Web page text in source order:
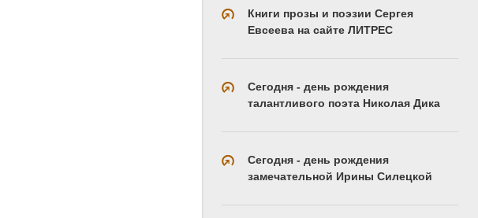
Книги прозы и поэзии Сергея
Евсеева на сайте ЛИТРЕС
Сегодня - день рождения
талантливого поэта Николая Дика
Сегодня - день рождения
замечательной Ирины Силецкой